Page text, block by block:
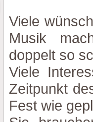
Viele
Musik
doppelt so
Viele
Zeitpunkt
Fest wie